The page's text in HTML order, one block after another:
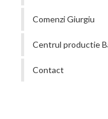
Comenzi Giurgiu
Centrul productie
Contact